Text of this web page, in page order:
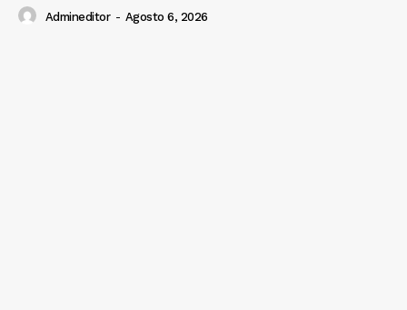
Admineditor - Agosto 6, 2026